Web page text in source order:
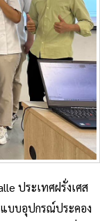
ประเทศฝรั่งเศส
บบอุปกรณ์ประคอง